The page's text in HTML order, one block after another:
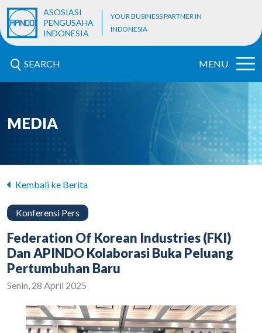
ASOSIASI
PENGUSAHA
INDONESIA
YOUR BUSINESS PARTNER IN
INDONESIA
SEARCH MENU
MEDIA
Kembali ke Berita
Konferensi Pers
Federation Of Korean Industries (FKI)
Dan APINDO Kolaborasi Buka Peluang
Pertumbuhan Baru
Senin, 28 April 2025